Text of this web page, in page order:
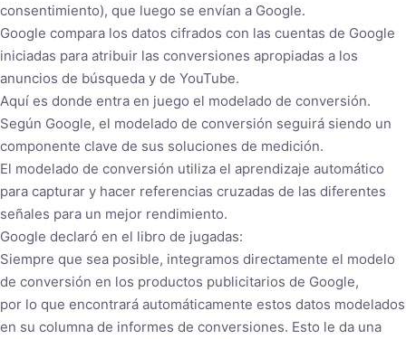
consentimiento), que luego se envían a Google.
Google compara los datos cifrados con las cuentas de Google
iniciadas para atribuir las conversiones apropiadas a los
anuncios de búsqueda y de YouTube.
Aquí es donde entra en juego el modelado de conversión.
Según Google, el modelado de conversión seguirá siendo un
componente clave de sus soluciones de medición.
El modelado de conversión utiliza el aprendizaje automático
para capturar y hacer referencias cruzadas de las diferentes
señales para un mejor rendimiento.
Google declaró en el libro de jugadas:
Siempre que sea posible, integramos directamente el modelo
de conversión en los productos publicitarios de Google,
por lo que encontrará automáticamente estos datos modelados
en su columna de informes de conversiones. Esto le da una